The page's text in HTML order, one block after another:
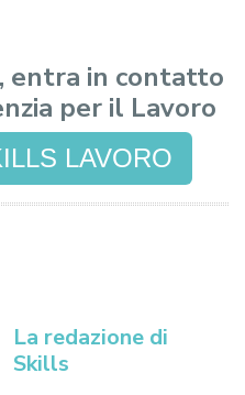
entra in contatto
per il Lavoro
LAVORO
La redazione di
Skills